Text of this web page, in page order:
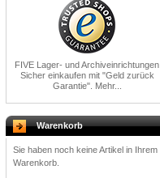
FIVE Lager- und Archiveinrichtungen
Sicher einkaufen mit "Geld zurück
Garantie". Mehr...
Warenkorb
Sie haben noch keine Artikel in Ihrem
Warenkorb.